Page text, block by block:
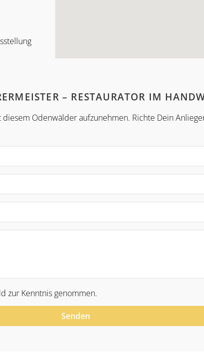
– RESTAURATOR IM
Odenwälder aufzunehmen. Richte Dein
zur Kenntnis genommen.
Senden